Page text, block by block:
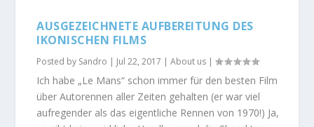
AUSGEZEICHNETE AUFBEREITUNG DES
IKONISCHEN FILMS
Posted by Sandro | Jul 22, 2017 |About us |
Ich habe „Le Mans“ schon immer für den besten Film
über Autorennen aller Zeiten gehalten (er war viel
aufregender als das eigentliche Rennen von 1970!) Ja,